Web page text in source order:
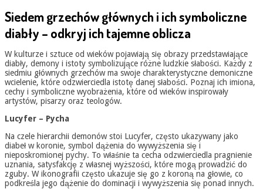
Siedem grzechów głównych i ich symboliczne
diabły – odkryj ich tajemne oblicza
W kulturze i sztuce od wieków pojawiają się obrazy przedstawiające
diabły, demony i istoty symbolizujące różne ludzkie słabości. Każdy z
siedmiu głównych grzechów ma swoje charakterystyczne demoniczne
wcielenie, które odzwierciedla istotę danej słabości. Poznaj ich imiona,
cechy i symboliczne wyobrażenia, które od wieków inspirowały
artystów, pisarzy oraz teologów.
Lucyfer – Pycha
Na czele hierarchii demonów stoi Lucyfer, często ukazywany jako
diabeł w koronie, symbol dążenia do wywyższenia się i
nieposkromionej pychy. To właśnie ta cecha odzwierciedla pragnienie
uznania, satysfakcję z własnej wyższości, które mogą prowadzić do
zguby. W ikonografii często ukazuje się go z koroną na głowie, co
podkreśla jego dążenie do dominacji i wywyższenia się ponad innych.